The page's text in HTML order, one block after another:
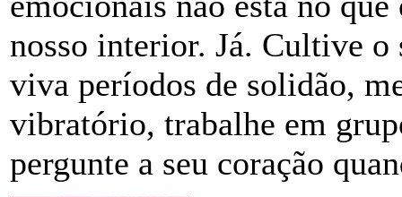
nosso interior. Já. Cultive
viva períodos de solidão,
vibratório, trabalhe em
pergunte a seu coração